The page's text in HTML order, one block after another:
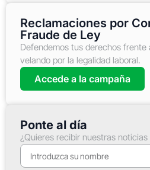
Reclamaciones por
Fraude de Ley
Defendemos tus derechos
velando por la legalidad laboral.
Accede a la campaña
Ponte al día
¿Quieres recibir nuestras